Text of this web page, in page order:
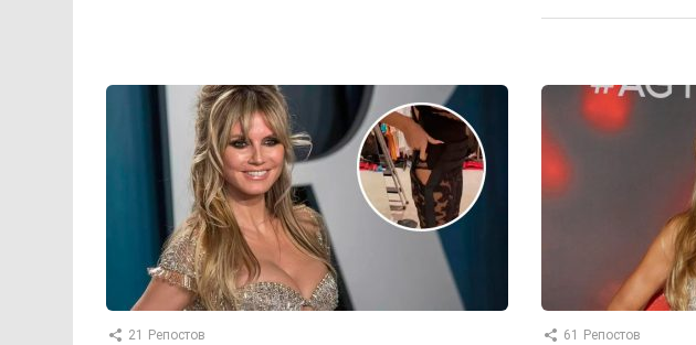
21
Репостов
61
Репостов